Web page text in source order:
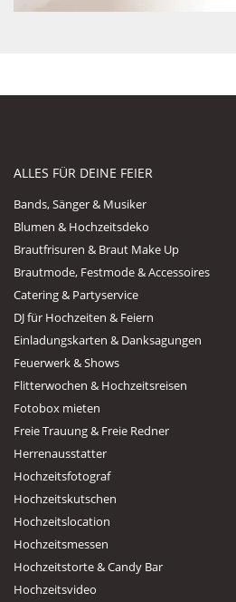
ALLES FÜR DEINE FEIER
Bands, Sänger & Musiker
Blumen & Hochzeitsdeko
Brautfrisuren & Braut Make Up
Brautmode, Festmode & Accessoires
Catering & Partyservice
DJ für Hochzeiten & Feiern
Einladungskarten & Danksagungen
Feuerwerk & Shows
Flitterwochen & Hochzeitsreisen
Fotobox mieten
Freie Trauung & Freie Redner
Herrenausstatter
Hochzeitsfotograf
Hochzeitskutschen
Hochzeitslocation
Hochzeitsmessen
Hochzeitstorte & Candy Bar
Hochzeitsvideo